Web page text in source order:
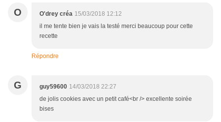
O O'drey créa 15/03/2018 12:12
il me tente bien je vais la testé merci beaucoup pour cette
recette
Répondre
G guy59600 14/03/2018 22:27
de jolis cookies avec un petit café<br /> excellente soirée
bises